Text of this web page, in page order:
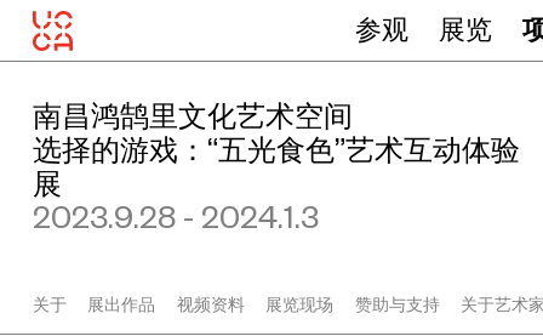
参观 展览
南昌鸿鹄里文化艺术空间
选择的游戏：“五光食色”艺术互动体验
展
2023.9.28 - 2024.1.3
关于 展出作品 视频资料 展览现场 赞助与支持 关于艺术